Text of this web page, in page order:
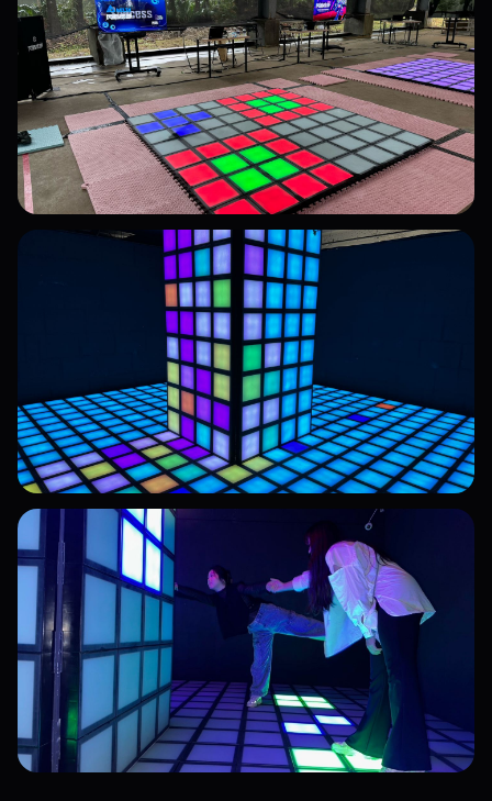
高性能センサータイル
高感度検知、高強度環境に対応
プロの設置チーム
設計から設置まで全行程の技術サポート